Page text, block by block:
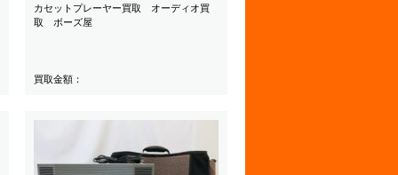
カセットプレーヤー買取 オーディオ買
取 ボーズ屋
買取金額：